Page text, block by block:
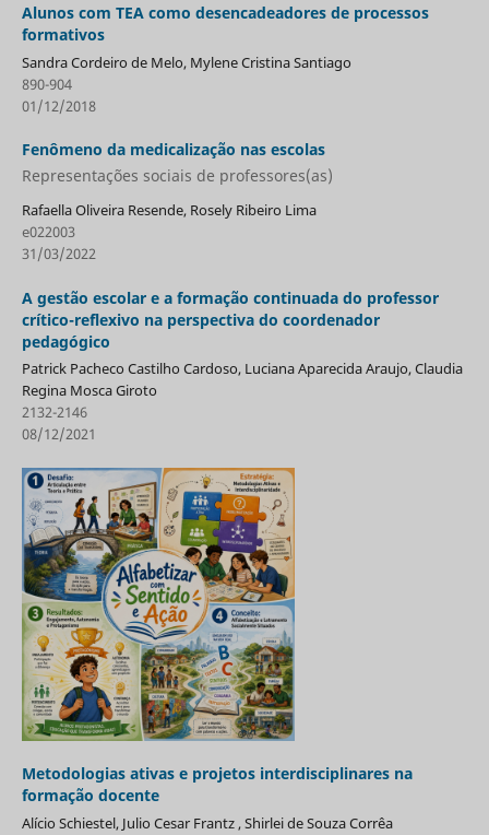
Alunos com TEA como desencadeadores de processos
formativos
Sandra Cordeiro de Melo, Mylene Cristina Santiago
890-904
01/12/2018
Fenômeno da medicalização nas escolas
Representações sociais de professores(as)
Rafaella Oliveira Resende, Rosely Ribeiro Lima
e022003
31/03/2022
A gestão escolar e a formação continuada do professor
crítico-reflexivo na perspectiva do coordenador
pedagógico
Patrick Pacheco Castilho Cardoso, Luciana Aparecida Araujo, Claudia
Regina Mosca Giroto
2132-2146
08/12/2021
Metodologias ativas e projetos interdisciplinares na
formação docente
Alício Schiestel, Julio Cesar Frantz , Shirlei de Souza Corrêa